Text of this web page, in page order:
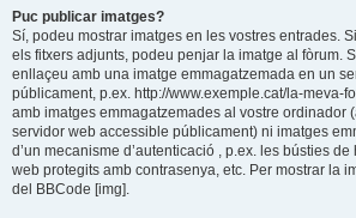
Puc publicar imatges?
Sí, podeu mostrar imatges en les vostres entrades.
els fitxers adjunts, podeu penjar la imatge al fòrum.
enllaçeu amb una imatge emmagatzemada en un
públicament, p.ex. http://www.exemple.cat/la-meva-
amb imatges emmagatzemades al vostre ordinador
servidor web accessible públicament) ni imatges
d’un mecanisme d’autenticació , p.ex. les bústies
web protegits amb contrasenya, etc. Per mostrar la
del BBCode [img].